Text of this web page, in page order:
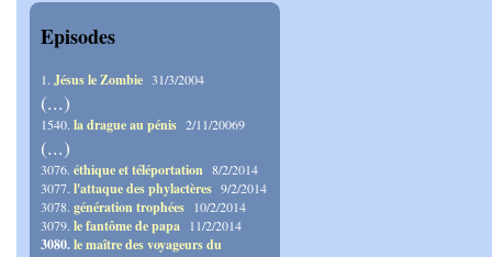
Episodes
1. Jésus le Zombie 31/3/2004
(...)
1540. la drague au pénis 2/11/20069
(...)
3076. éthique et téléportation 8/2/2014
3077. l'attaque des phylactères 9/2/2014
3078. génération trophées 10/2/2014
3079. le fantôme de papa 11/2/2014
3080.le maître des voyageurs du